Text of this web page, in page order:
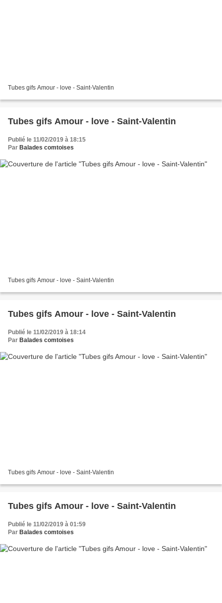
Tubes gifs Amour - love - Saint-Valentin
Tubes gifs Amour - love - Saint-Valentin
Publié le 11/02/2019 à 18:15
Par Balades comtoises
Tubes gifs Amour - love - Saint-Valentin
Tubes gifs Amour - love - Saint-Valentin
Publié le 11/02/2019 à 18:14
Par Balades comtoises
Tubes gifs Amour - love - Saint-Valentin
Tubes gifs Amour - love - Saint-Valentin
Publié le 11/02/2019 à 01:59
Par Balades comtoises